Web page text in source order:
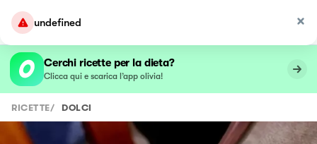
undefined
Cerchi ricette per la dieta?
Clicca qui e scarica l’app olivia!
RICETTE/ DOLCI